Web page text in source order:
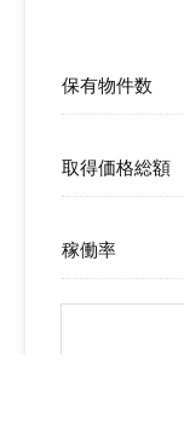
保有物件数
取得価格総額
稼働率